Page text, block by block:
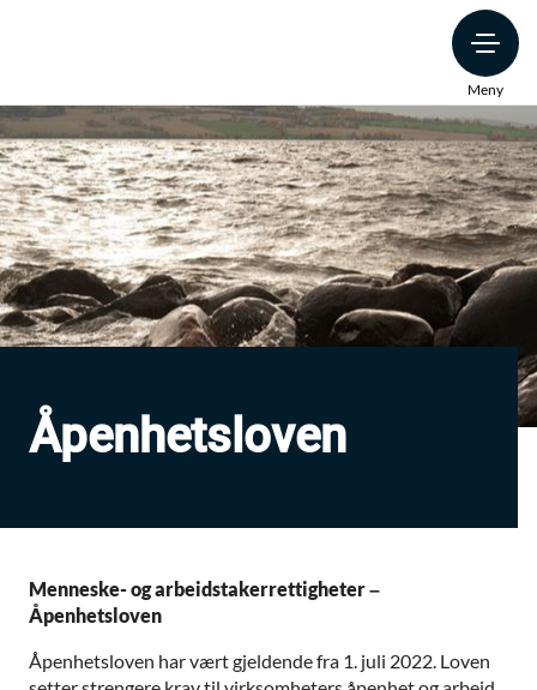
Meny
Åpenhetsloven
Menneske- og arbeidstakerrettigheter –
Åpenhetsloven
Åpenhetsloven har vært gjeldende fra 1. juli 2022. Loven